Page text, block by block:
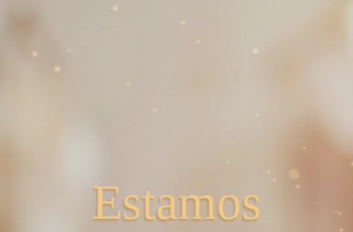
Estamos